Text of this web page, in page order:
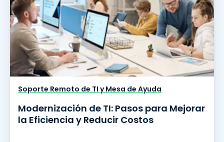
Soporte Remoto de TI y Mesa de Ayuda
Modernización de TI: Pasos para Mejorar
la Eficiencia y Reducir Costos